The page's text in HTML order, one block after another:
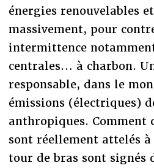
énergies renouvelables
massivement, pour
intermittence
centrales… à charbon.
responsable, dans le
émissions (électriques)
anthropiques. Comment
sont réellement attelés
tour de bras sont signés